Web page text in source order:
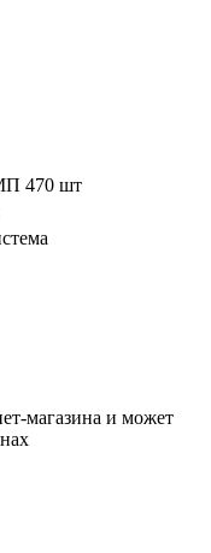
470 шт
магазина и может